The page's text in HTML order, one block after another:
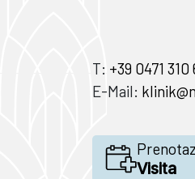
T: +39 0471 310
E-Mail:
Visita